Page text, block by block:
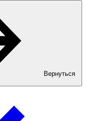
Вернуться